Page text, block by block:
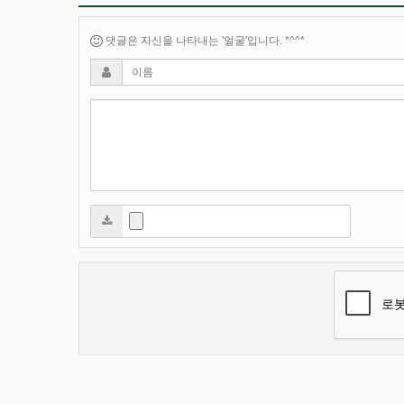
댓글은 자신을 나타내는 '얼굴'입니다. *^^*